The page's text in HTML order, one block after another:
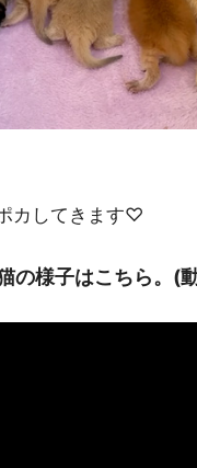
カしてきます♡
の様子はこちら。(